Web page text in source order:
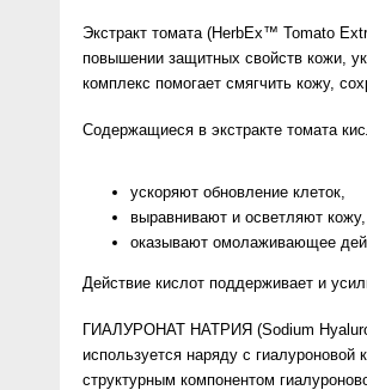
Экстракт томата (HerbEx™ Tomato
повышении защитных свойств кожи,
комплекс помогает смягчить кожу,
Содержащиеся в экстракте томата
ускоряют обновление клеток,
выравнивают и осветляют кожу,
оказывают омолаживающее
Действие кислот поддерживает и
ГИАЛУРОНАТ НАТРИЯ (Sodium
используется наряду с
структурным компонентом